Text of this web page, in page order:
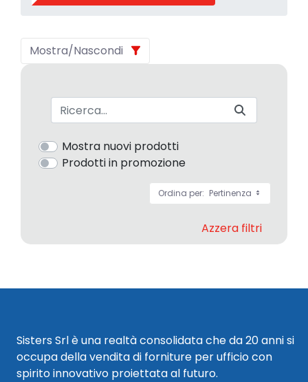
Mostra/Nascondi
Barra di ricerca
Mostra nuovi prodotti
Prodotti in promozione
Ordina per: Pertinenza
Azzera filtri
Sisters Srl è una realtà consolidata che da 20 anni si
occupa della vendita di forniture per ufficio con
spirito innovativo proiettata al futuro.